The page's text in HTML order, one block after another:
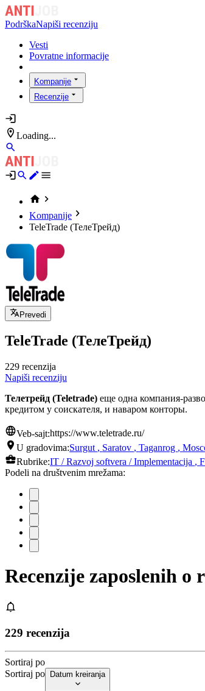
PodrškaNapiši recenziju
Vesti
Povratne informacije
Kompanije
Recenzije
Loading...
Kompanije
TeleTrade (ТелеТрейд)
Prevedi
TeleTrade (ТелеТрейд)
229 recenzija
Napiši recenziju
Телетрейд (Teletrade) еще одна компания-
кредитом у соискателя, и наваром конторы.
Veb-sajt:https://www.teletrade.ru/
U gradovima:Surgut , Saratov ,Taganrog ,
Rubrike:IT / Razvoj softvera / Implementacija ,
Podeli na društvenim mrežama:
Recenzije zaposlenih o
229 recenzija
Sortiraj po
Sortiraj po
Datum kreiranja